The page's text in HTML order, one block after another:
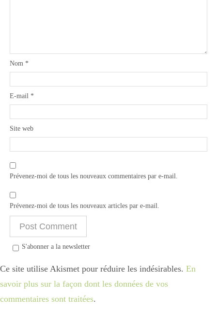
Nom *
E-mail *
Site web
Prévenez-moi de tous les nouveaux commentaires par e-mail.
Prévenez-moi de tous les nouveaux articles par e-mail.
S'abonner a la newsletter
Ce site utilise Akismet pour réduire les indésirables. En
savoir plus sur la façon dont les données de vos
commentaires sont traitées.